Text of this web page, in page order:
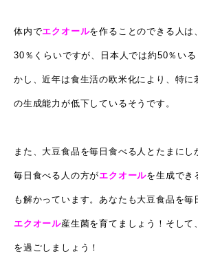
体内でエクオールを作ることのできる人は
30％くらいですが、日本人では約50％い
かし、近年は食生活の欧米化により、特に
の生成能力が低下しているそうです。
また、大豆食品を毎日食べる人とたまにし
毎日食べる人の方がエクオールを生成でき
も解かっています。あなたも大豆食品を毎
エクオール産生菌を育てましょう！そして
を過ごしましょう！